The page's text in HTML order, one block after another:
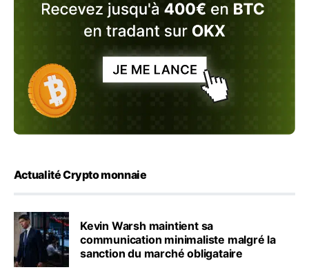
Actualité Crypto monnaie
Kevin Warsh maintient sa
communication minimaliste malgré la
sanction du marché obligataire